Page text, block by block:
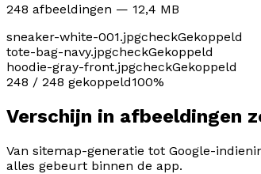
248 afbeeldingen — 12,4 MB
sneaker-white-001.jpgcheckGekoppeld
tote-bag-navy.jpgcheckGekoppeld
hoodie-gray-front.jpgcheckGekoppeld
248 / 248 gekoppeld100%
Verschijn in afbeeldingen
Van sitemap-generatie tot Google-
alles gebeurt binnen de app.